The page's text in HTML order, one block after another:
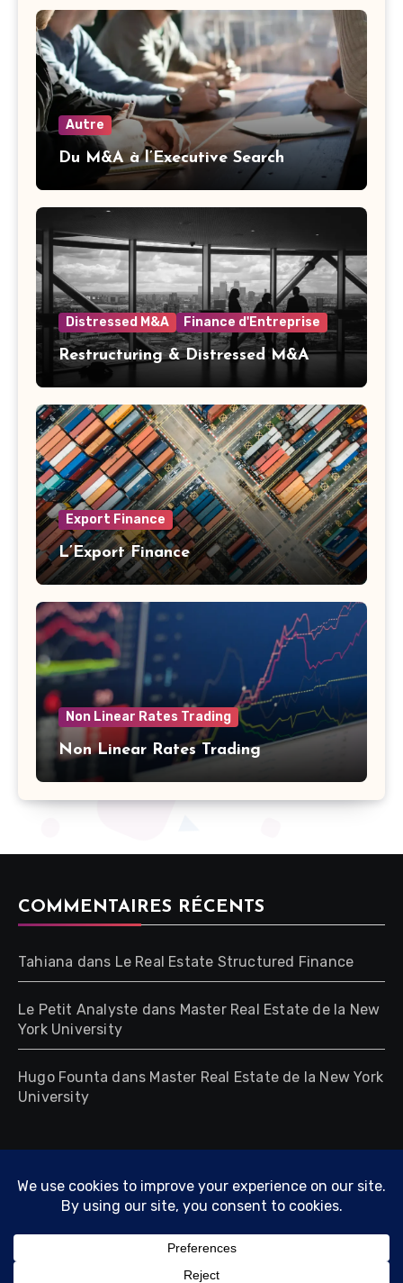
Autre
Du M&A à l’Executive Search
Distressed M&A Finance d'Entreprise
Restructuring & Distressed M&A
Export Finance
L’Export Finance
Non Linear Rates Trading
Non Linear Rates Trading
COMMENTAIRES RÉCENTS
Tahiana dans Le Real Estate Structured Finance
Le Petit Analyste dans Master Real Estate de la New
York University
Hugo Founta dans Master Real Estate de la New York
University